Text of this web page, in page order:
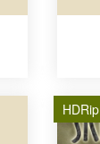
HDRip